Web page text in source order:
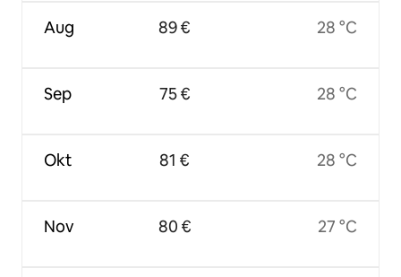
Aug
Sep
Okt
Nov
89 €
75 €
81 €
80 €
28 °C
28 °C
28 °C
27 °C